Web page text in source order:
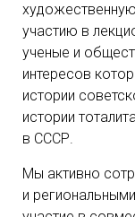
участию в
ученые и
интересов
истории
истории
в СССР.
Мы активно
и